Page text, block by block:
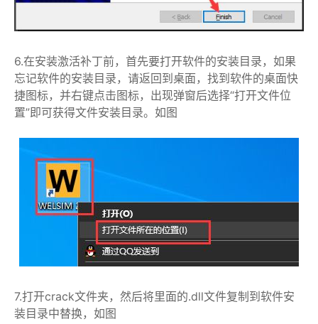
6.在安装激活补丁前，首先要打开软件的安装目录，如果
忘记软件的安装目录，请返回到桌面，找到软件的桌面快
捷图标，并右键点击图标，出现弹窗后选择“打开文件位
置”即可获得文件安装目录。如图
7.打开crack文件夹，然后将里面的.dll文件复制到软件安
装目录中替换，如图